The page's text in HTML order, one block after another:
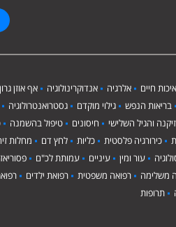
איכות חיים אלרגיה אנדוקרינולוגיה אף אוזן גרון
בריאות הנפש גילוי מוקדם גסטרואנטרולוגיה
זיקנה והגיל השלישי חיסונים טיפול בהשמנה
כירורגיה פלסטית כליות לחץ דם מחלות
עור ומין עיניים עמותת לכ"ם
משלימה רפואה משפטית רפואת ילדים
תרופות